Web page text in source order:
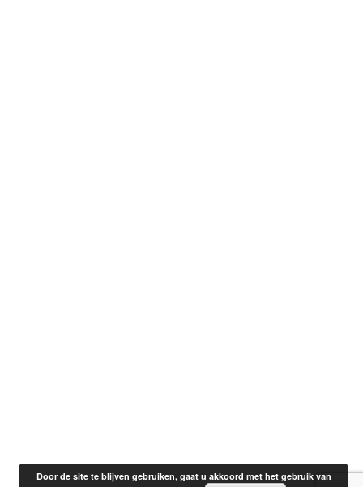
Door de site te blijven gebruiken, gaat u akkoord met het gebruik van